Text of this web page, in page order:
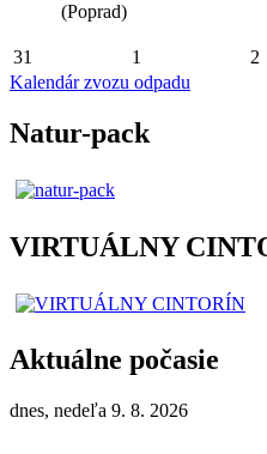
(Poprad)
31 1 2
Kalendár zvozu odpadu
Natur-pack
VIRTUÁLNY
Aktuálne počasie
dnes, nedeľa 9. 8. 2026